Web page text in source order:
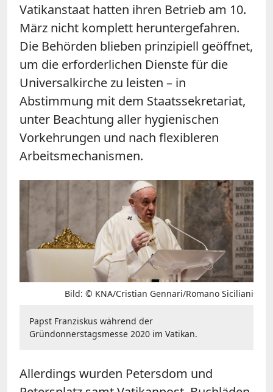
Vatikanstaat hatten ihren Betrieb am 10.
März nicht komplett heruntergefahren.
Die Behörden blieben prinzipiell geöffnet,
um die erforderlichen Dienste für die
Universalkirche zu leisten – in
Abstimmung mit dem Staatssekretariat,
unter Beachtung aller hygienischen
Vorkehrungen und nach flexibleren
Arbeitsmechanismen.
Bild: © KNA/Cristian Gennari/Romano Siciliani
Papst Franziskus während der
Gründonnerstagsmesse 2020 im Vatikan.
Allerdings wurden Petersdom und